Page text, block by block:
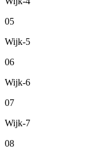
05
Wijk-5
06
Wijk-6
07
Wijk-7
08